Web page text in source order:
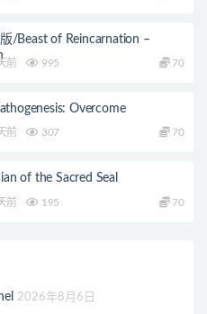
/Beast of Reincarnation –
前 995 70
Overcome
前 307 70
of the Sacred Seal
前 195 70
2026年8月6日